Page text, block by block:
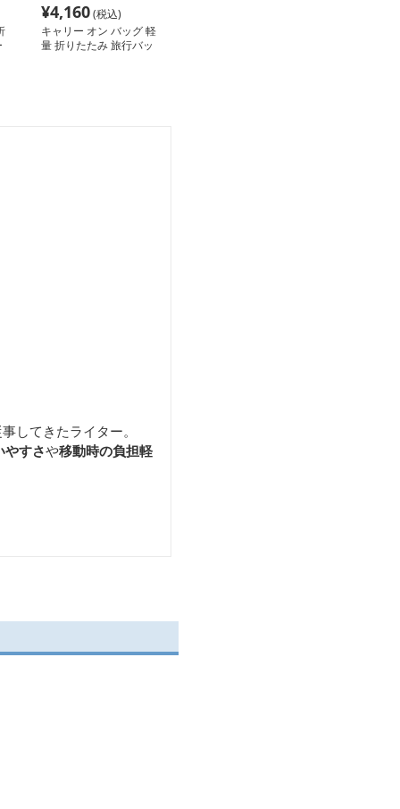
¥4,160(税込)
キャリー オン バッグ 軽
量 折りたたみ 旅行バッ
してきたライター。
やすさや移動時の負担軽